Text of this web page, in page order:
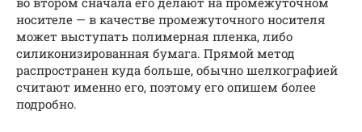
носителе — в качестве промежуточного носителя
может выступать полимерная пленка, либо
силиконизированная бумага. Прямой метод
распространен куда больше, обычно шелкографией
считают именно его, поэтому его опишем более
подробно.